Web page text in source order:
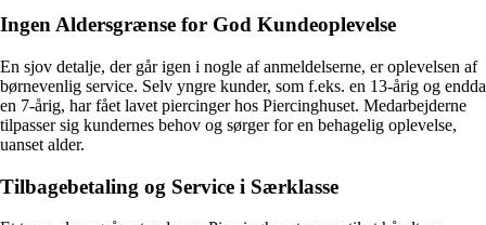
Ingen Aldersgrænse for God Kundeoplevelse
En sjov detalje, der går igen i nogle af anmeldelserne, er oplevelsen af
børnevenlig service. Selv yngre kunder, som f.eks. en 13-årig og endda
en 7-årig, har fået lavet piercinger hos Piercinghuset. Medarbejderne
tilpasser sig kundernes behov og sørger for en behagelig oplevelse,
uanset alder.
Tilbagebetaling og Service i Særklasse